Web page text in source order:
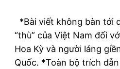
*Bài viết không bàn tới
“thù” của Việt Nam đối
Hoa Kỳ và người láng
Quốc. *Toàn bộ trích